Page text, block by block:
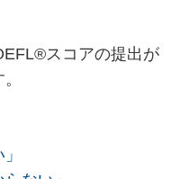
スコアの提出が